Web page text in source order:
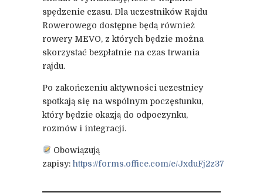
spędzenie czasu. Dla uczestników Rajdu
Rowerowego dostępne będą również
rowery MEVO, z których będzie można
skorzystać bezpłatnie na czas trwania
rajdu.
Po zakończeniu aktywności uczestnicy
spotkają się na wspólnym poczęstunku,
który będzie okazją do odpoczynku,
rozmów i integracji.
Obowiązują
zapisy: https://forms.office.com/e/JxduFj2z37